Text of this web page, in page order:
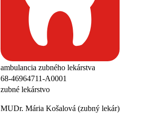
ambulancia zubného lekárstva
68-46964711-A0001
zubné lekárstvo
MUDr. Mária Košalová (zubný lekár)